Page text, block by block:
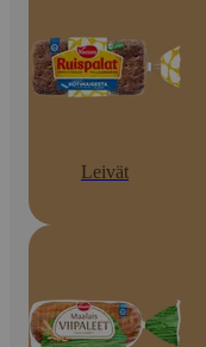
Leivät